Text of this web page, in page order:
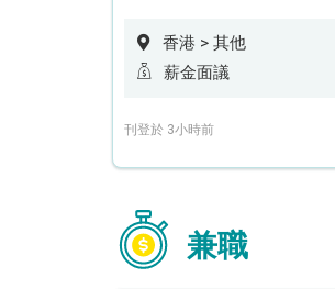
香港 > 其他
薪金面議
刊登於 3小時前
兼職